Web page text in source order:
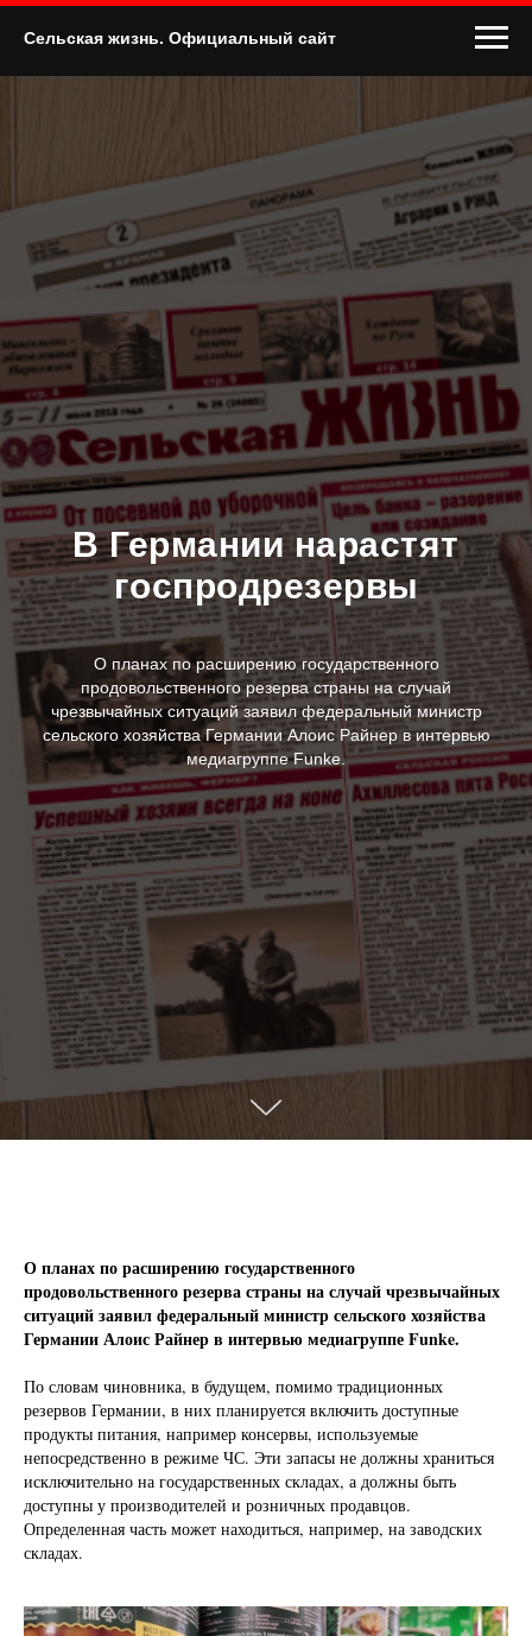
Сельская жизнь. Официальный сайт
В Германии нарастят
госпродрезервы
О планах по расширению государственного
продовольственного резерва страны на случай
чрезвычайных ситуаций заявил федеральный министр
сельского хозяйства Германии Алоис Райнер в интервью
медиагруппе Funke.
О планах по расширению государственного
продовольственного резерва страны на случай чрезвычайных
ситуаций заявил федеральный министр сельского хозяйства
Германии Алоис Райнер в интервью медиагруппе Funke.
По словам чиновника, в будущем, помимо традиционных
резервов Германии, в них планируется включить доступные
продукты питания, например консервы, используемые
непосредственно в режиме ЧС. Эти запасы не должны храниться
исключительно на государственных складах, а должны быть
доступны у производителей и розничных продавцов.
Определенная часть может находиться, например, на заводских
складах.